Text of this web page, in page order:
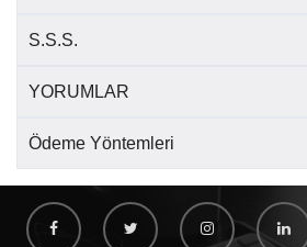
S.S.S.
YORUMLAR
Ödeme Yöntemleri